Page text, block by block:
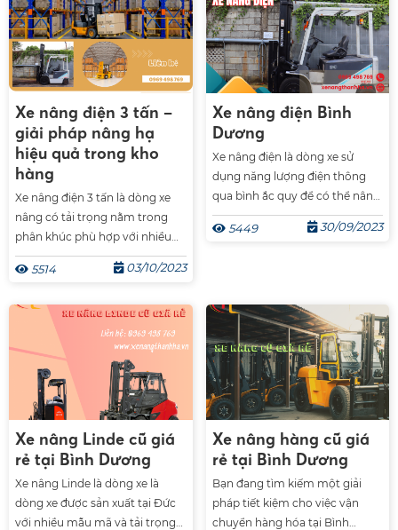
đồng thời mang lại sự linh hoạt
và tiết kiệm thời gian cho công
việc của bạn.
xe nâng nhằm kéo dài tuổi thọ
của xe.
Xe nâng điện 3 tấn –
giải pháp nâng hạ
hiệu quả trong kho
hàng
Xe nâng điện 3 tấn là dòng xe
nâng có tải trọng nằm trong
phân khúc phù hợp với nhiều
mặt hàng lớn nhỏ nên được rất
nhiều doanh nghiệp lựa chọn.
tạo bên ngoài giống những
chiếc xe nâng bình thường
khác. Hôm nay chúng ta sẽ
cùng nhau tìm hiểu về những
dòng xe nâng điện 3 tấn được
ưa chuộng nhất hiện nay.
5514 03/10/2023
Xe nâng điện Bình
Dương
Xe nâng điện là dòng xe sử
dụng năng lượng điện thông
qua bình ắc quy để có thể nâng
hạ và di chuyển hàng hóa một
cách nhanh chóng và dễ dàng.
trong quá trình vận hành.
5449 30/09/2023
Xe nâng Linde cũ giá
rẻ tại Bình Dương
Xe nâng Linde là dòng xe là
dòng xe được sản xuất tại Đức
với nhiều mẫu mã và tải trọng
Xe nâng hàng cũ giá
rẻ tại Bình Dương
Bạn đang tìm kiếm một giải
pháp tiết kiệm cho việc vận
chuyển hàng hóa tại Bình